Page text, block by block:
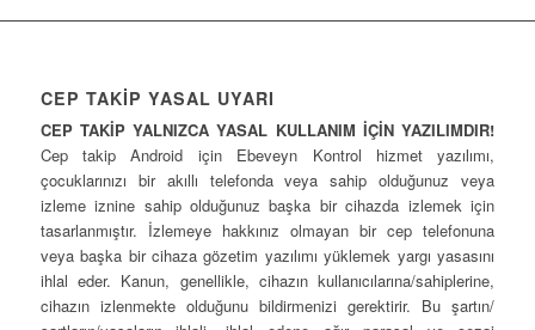
CEP TAKİP YASAL UYARI
CEP TAKİP YALNIZCA YASAL KULLANIM İÇİN YAZILIMDIR!
Cep takip Android için Ebeveyn Kontrol hizmet yazılımı,
çocuklarınızı bir akıllı telefonda veya sahip olduğunuz veya
izleme iznine sahip olduğunuz başka bir cihazda izlemek için
tasarlanmıştır. İzlemeye hakkınız olmayan bir cep telefonuna
veya başka bir cihaza gözetim yazılımı yüklemek yargı yasasını
ihlal eder. Kanun, genellikle, cihazın kullanıcılarına/sahiplerine,
cihazın izlenmekte olduğunu bildirmenizi gerektirir. Bu şartın/